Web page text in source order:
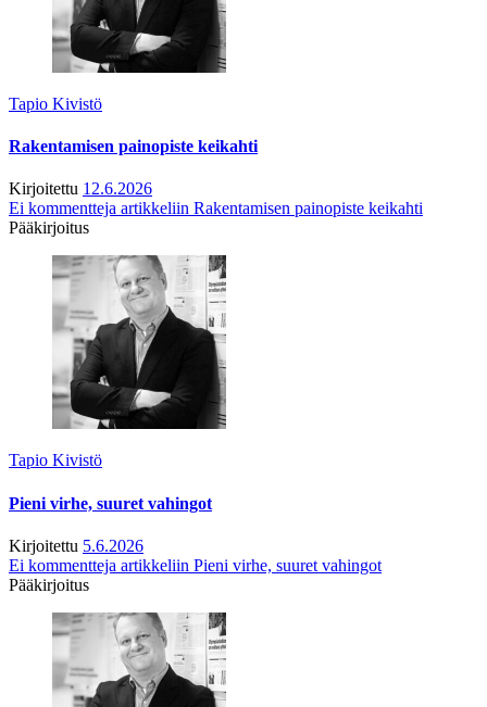
Tapio Kivistö
Rakentamisen painopiste keikahti
Kirjoitettu 12.6.2026
Ei kommentteja artikkeliin Rakentamisen painopiste keikahti
Pääkirjoitus
Tapio Kivistö
Pieni virhe, suuret vahingot
Kirjoitettu 5.6.2026
Ei kommentteja artikkeliin Pieni virhe, suuret vahingot
Pääkirjoitus